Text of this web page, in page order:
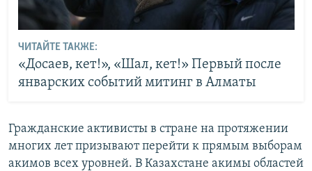
ЧИТАЙТЕ ТАКЖЕ:
«Досаев, кет!», «Шал, кет!» Первый после
январских событий митинг в Алматы
Гражданские активисты в стране на протяжении
многих лет призывают перейти к прямым выборам
акимов всех уровней. В Казахстане акимы областей